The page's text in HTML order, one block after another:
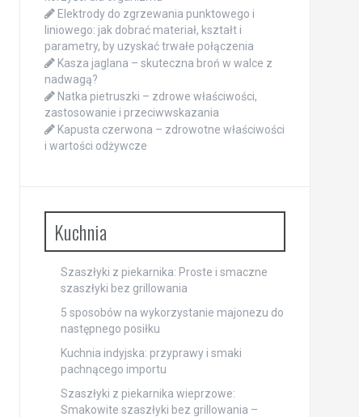
Elektrody do zgrzewania punktowego i
liniowego: jak dobrać materiał, kształt i
parametry, by uzyskać trwałe połączenia
Kasza jaglana – skuteczna broń w walce z
nadwagą?
Natka pietruszki – zdrowe właściwości,
zastosowanie i przeciwwskazania
Kapusta czerwona – zdrowotne właściwości
i wartości odżywcze
Kuchnia
Szaszłyki z piekarnika: Proste i smaczne
szaszłyki bez grillowania
5 sposobów na wykorzystanie majonezu do
następnego posiłku
Kuchnia indyjska: przyprawy i smaki
pachnącego importu
Szaszłyki z piekarnika wieprzowe:
Smakowite szaszłyki bez grillowania –